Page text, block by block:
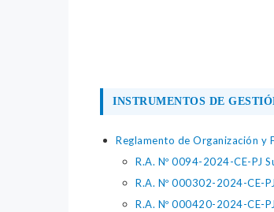
INSTRUMENTOS DE
Reglamento de Organización y
R.A. Nº 0094-2024-CE-PJ
R.A. Nº 000302-2024-CE-
R.A. Nº 000420-2024-CE-